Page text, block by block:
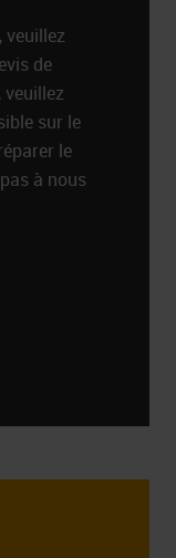
veuillez
de
veuillez
sur le
le
à nous